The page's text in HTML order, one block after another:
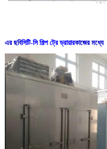
এর ছবিসিটি-সি শিল্প ট্রে ড্রায়ারকাজের মধ্যে